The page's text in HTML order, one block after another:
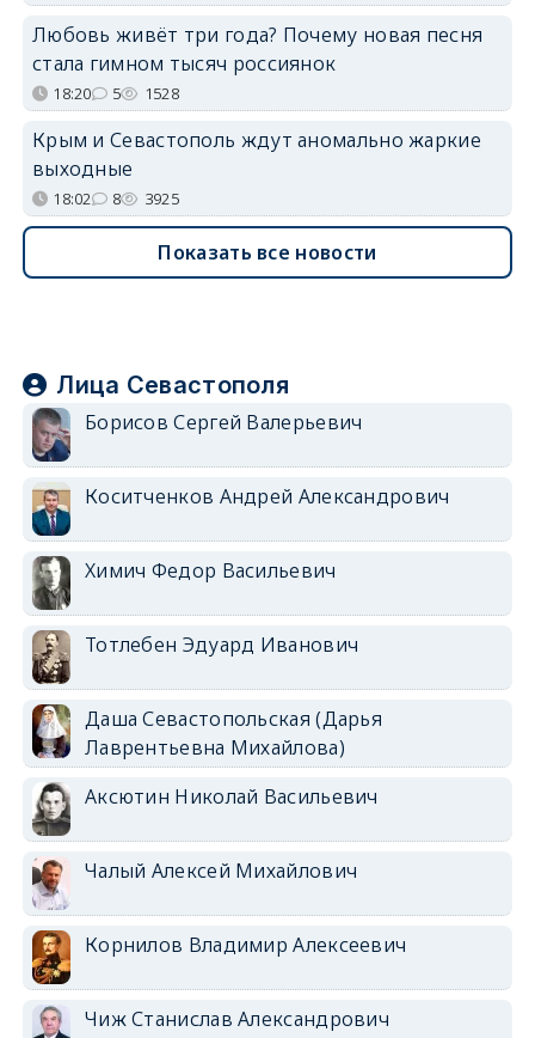
Любовь живёт три года? Почему новая песня
стала гимном тысяч россиянок
18:20 5 1528
Крым и Севастополь ждут аномально жаркие
выходные
18:02 8 3925
Показать все новости
Лица Севастополя
Борисов Сергей Валерьевич
Коситченков Андрей Александрович
Химич Федор Васильевич
Тотлебен Эдуард Иванович
Даша Севастопольская (Дарья
Лаврентьевна Михайлова)
Аксютин Николай Васильевич
Чалый Алексей Михайлович
Корнилов Владимир Алексеевич
Чиж Станислав Александрович